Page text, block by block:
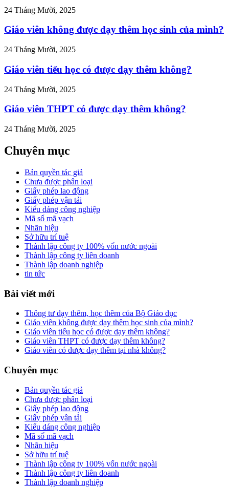
24 Tháng Mười, 2025
Giáo viên không được dạy thêm học sinh của mình?
24 Tháng Mười, 2025
Giáo viên tiểu học có được dạy thêm không?
24 Tháng Mười, 2025
Giáo viên THPT có được dạy thêm không?
24 Tháng Mười, 2025
Chuyên mục
Bản quyền tác giả
Chưa được phân loại
Giấy phép lao động
Giấy phép vận tải
Kiểu dáng công nghiệp
Mã số mã vạch
Nhãn hiệu
Sở hữu trí tuệ
Thành lập công ty 100% vốn nước ngoài
Thành lập công ty liên doanh
Thành lập doanh nghiệp
tin tức
Bài viết mới
Thông tư dạy thêm, học thêm của Bộ Giáo dục
Giáo viên không được dạy thêm học sinh của mình?
Giáo viên tiểu học có được dạy thêm không?
Giáo viên THPT có được dạy thêm không?
Giáo viên có được dạy thêm tại nhà không?
Chuyên mục
Bản quyền tác giả
Chưa được phân loại
Giấy phép lao động
Giấy phép vận tải
Kiểu dáng công nghiệp
Mã số mã vạch
Nhãn hiệu
Sở hữu trí tuệ
Thành lập công ty 100% vốn nước ngoài
Thành lập công ty liên doanh
Thành lập doanh nghiệp